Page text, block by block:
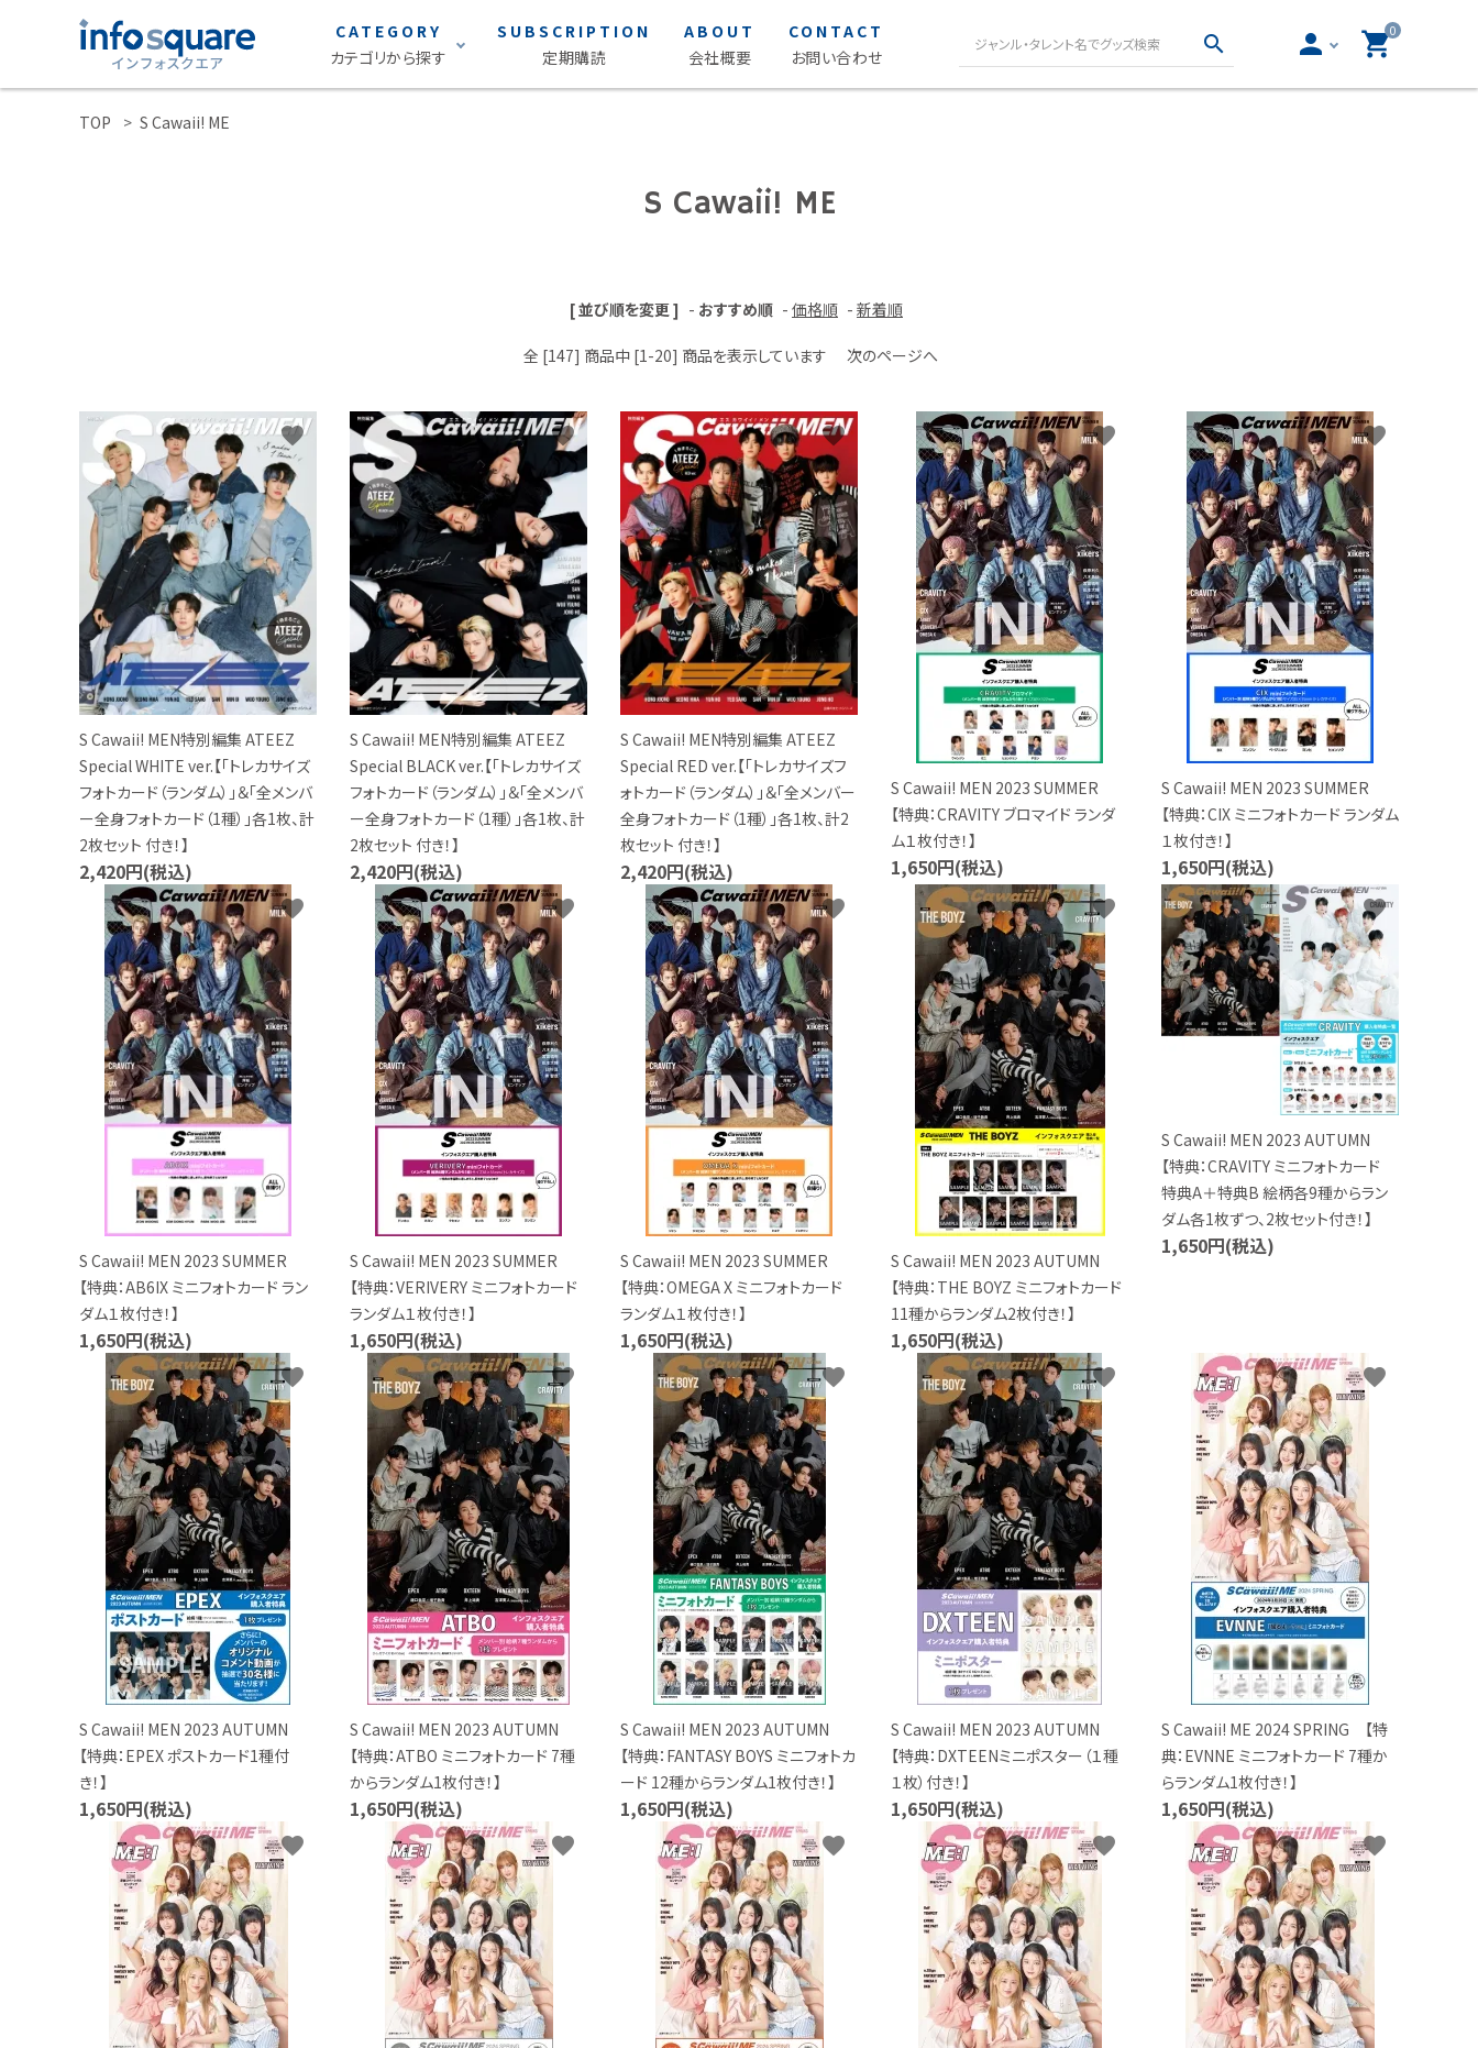
CATEGORY
カテゴリから探す
S Cawaii! ME
EMO girl
アイドル・タレント
タレント
ロト・ナンバーズグッズ
開運グッズ
SUBSCRIPTION
定期購読
ABOUT
会社概要
CONTACT
お問い合わせ
search person 0
shopping_cart
S Cawaii! ME
声優写真集・フォトブック
声優グッズ
アイドル・タレント
ヒーロー文庫
ロト・ナンバーズ書籍・グッズ
ご利用ガイド
プライバシーポリシー
特定商取引法について
お問い合わせ
TOP S Cawaii! ME
S Cawaii! ME
[ 並び順を変更 ] - おすすめ順 - 価格順 - 新着順
全 [147] 商品中 [1-20] 商品を表示しています 次のページへ
S Cawaii! MEN特別編集 ATEEZ
Special WHITE ver.【「トレカサイズ
フォトカード（ランダム）」＆「全メンバ
ー全身フォトカード（1種）」各1枚、計
2枚セット 付き！】
2,420円(税込)
favorite
S Cawaii! MEN特別編集 ATEEZ
Special BLACK ver.【「トレカサイズ
フォトカード（ランダム）」＆「全メンバ
ー全身フォトカード（1種）」各1枚、計
2枚セット 付き！】
2,420円(税込)
favorite
S Cawaii! MEN特別編集 ATEEZ
Special RED ver.【「トレカサイズフ
ォトカード（ランダム）」＆「全メンバー
全身フォトカード（1種）」各1枚、計2
枚セット 付き！】
2,420円(税込)
favorite
S Cawaii! MEN 2023 SUMMER
【特典：CRAVITY ブロマイド ランダ
ム１枚付き！】
1,650円(税込)
favorite
S Cawaii! MEN 2023 SUMMER
【特典：CIX ミニフォトカード ランダム
１枚付き！】
1,650円(税込)
favorite
S Cawaii! MEN 2023 SUMMER
【特典：AB6IX ミニフォトカード ラン
ダム１枚付き！】
1,650円(税込)
favorite
S Cawaii! MEN 2023 SUMMER
【特典：VERIVERY ミニフォトカード
ランダム１枚付き！】
1,650円(税込)
favorite
S Cawaii! MEN 2023 SUMMER
【特典：OMEGA X ミニフォトカード
ランダム１枚付き！】
1,650円(税込)
favorite
S Cawaii! MEN 2023 AUTUMN
【特典：THE BOYZ ミニフォトカード
11種からランダム2枚付き！】
1,650円(税込)
favorite
S Cawaii! MEN 2023 AUTUMN
【特典：CRAVITY ミニフォトカード
特典A＋特典B 絵柄各9種からラン
ダム各1枚ずつ、2枚セット付き！】
1,650円(税込)
favorite
S Cawaii! MEN 2023 AUTUMN
【特典：EPEX ポストカード1種付
き！】
1,650円(税込)
favorite
S Cawaii! MEN 2023 AUTUMN
【特典：ATBO ミニフォトカード 7種
からランダム1枚付き！】
1,650円(税込)
favorite
S Cawaii! MEN 2023 AUTUMN
【特典：FANTASY BOYS ミニフォトカ
ード 12種からランダム1枚付き！】
1,650円(税込)
favorite
S Cawaii! MEN 2023 AUTUMN
【特典：DXTEENミニポスター（１種
１枚）付き！】
1,650円(税込)
favorite
S Cawaii! ME 2024 SPRING 【特
典：EVNNE ミニフォトカード 7種か
らランダム1枚付き！】
1,650円(税込)
favorite
favorite favorite favorite favorite favorite